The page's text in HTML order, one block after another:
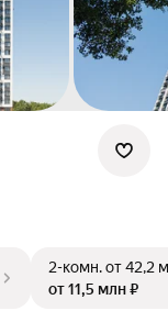
2-комн.от 42,2
от 11,5 млн ₽